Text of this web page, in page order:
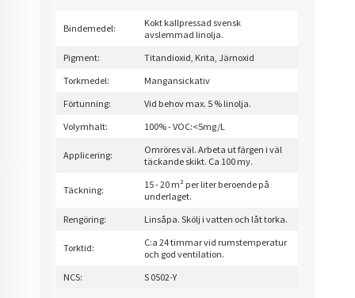
Bindemedel:
Kokt kallpressad svensk
avslemmad linolja.
Pigment:
Titandioxid, Krita, Järnoxid
Torkmedel:
Mangansickativ
Förtunning:
Vid behov max. 5 % linolja.
Volymhalt:
100% - VOC:<5mg/L
Applicering:
Omröres väl. Arbeta ut färgen i väl
täckande skikt. Ca 100 my.
Täckning:
15 - 20 m² per liter beroende på
underlaget.
Rengöring:
Linsåpa. Skölj i vatten och låt torka.
Torktid:
C:a 24 timmar vid rumstemperatur
och god ventilation.
NCS:
S 0502-Y